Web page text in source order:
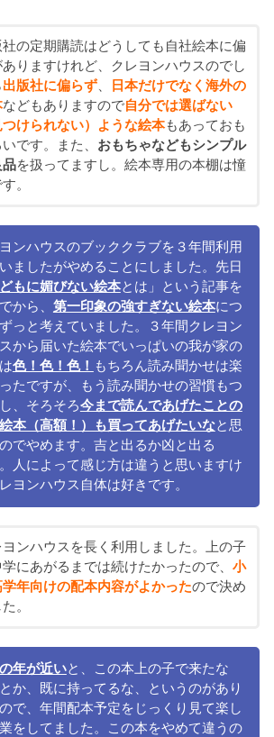
社の定期購読はどうしても自社絵本に偏
ありますけれど、クレヨンハウスのでし
出版社に偏らず
日本だけでなく海外の
などもありますので自分では選ばない
つけられない）ような絵本もあっておも
いです。また、 おもちゃなどもシンプル
品を扱ってますし。絵本専用の本棚は憧
。
ンハウスのブッククラブを３年間利用
ましたがやめることにしました。先日
もに媚びない絵本とは」という記事を
から、 第一印象の強すぎない絵本につ
っと考えていました。３年間クレヨン
から届いた絵本でいっぱいの我が家の
色！色！色！ もちろん読み聞かせは楽
たですが、もう読み聞かせの習慣もつ
、そろそろ今まで読んであげたことの
本（高額！）も買ってあげたいなと思
でやめます。吉と出るか凶と出る
人によって感じ方は違うと思いますけ
ヨンハウス自体は好きです。
ヨンハウスを長く利用しました。上の子
学にあがるまでは続けたかったので、小
学年向けの配本内容がよかったので決め
。
年が近いと、この本上の子で来たな
か、既に持ってるな、というのがあり
で、年間配本予定をじっくり見て楽し
をしてました。この本をやめて違うの